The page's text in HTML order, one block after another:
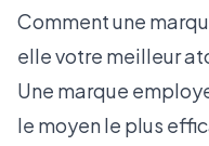
Comment une
elle votre meilleur
Une marque
le moyen le plus